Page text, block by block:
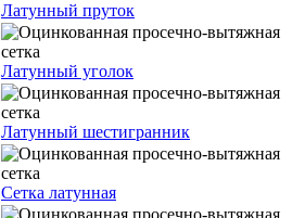
Латунный пруток
Латунный уголок
Латунный шестигранник
Сетка латунная